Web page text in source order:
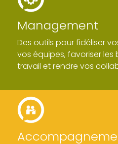
Management
Des outils pour fidéliser
vos équipes, favoriser
travail et rendre vos